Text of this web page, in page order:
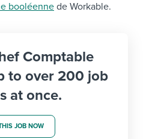
booléennede Workable.
Comptable
to over 200 job
at once.
JOB NOW